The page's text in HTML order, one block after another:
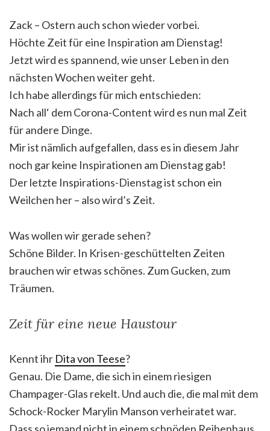
Zack – Ostern auch schon wieder vorbei.
Höchte Zeit für eine Inspiration am Dienstag!
Jetzt wird es spannend, wie unser Leben in den
nächsten Wochen weiter geht.
Ich habe allerdings für mich entschieden:
Nach all‘ dem Corona-Content wird es nun mal Zeit
für andere Dinge.
Mir ist nämlich aufgefallen, dass es in diesem Jahr
noch gar keine Inspirationen am Dienstag gab!
Der letzte Inspirations-Dienstag ist schon ein
Weilchen her – also wird’s Zeit.
Was wollen wir gerade sehen?
Schöne Bilder. In Krisen-geschüttelten Zeiten
brauchen wir etwas schönes. Zum Gucken, zum
Träumen.
Zeit für eine neue Haustour
Kennt ihr Dita von Teese?
Genau. Die Dame, die sich in einem riesigen
Champager-Glas rekelt. Und auch die, die mal mit dem
Schock-Rocker Marylin Manson verheiratet war.